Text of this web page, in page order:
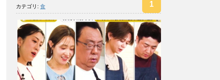
カテゴリ: 食